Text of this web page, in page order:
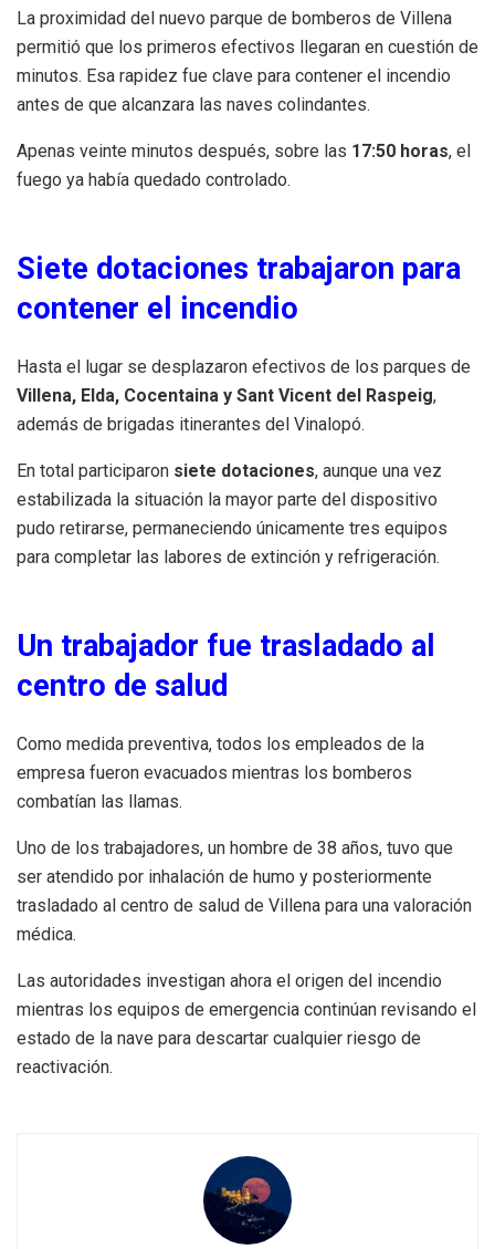
La proximidad del nuevo parque de bomberos de Villena
permitió que los primeros efectivos llegaran en cuestión de
minutos. Esa rapidez fue clave para contener el incendio
antes de que alcanzara las naves colindantes.
Apenas veinte minutos después, sobre las 17:50 horas, el
fuego ya había quedado controlado.
Siete dotaciones trabajaron para
contener el incendio
Hasta el lugar se desplazaron efectivos de los parques de
Villena, Elda, Cocentaina y Sant Vicent del Raspeig,
además de brigadas itinerantes del Vinalopó.
En total participaron siete dotaciones, aunque una vez
estabilizada la situación la mayor parte del dispositivo
pudo retirarse, permaneciendo únicamente tres equipos
para completar las labores de extinción y refrigeración.
Un trabajador fue trasladado al
centro de salud
Como medida preventiva, todos los empleados de la
empresa fueron evacuados mientras los bomberos
combatían las llamas.
Uno de los trabajadores, un hombre de 38 años, tuvo que
ser atendido por inhalación de humo y posteriormente
trasladado al centro de salud de Villena para una valoración
médica.
Las autoridades investigan ahora el origen del incendio
mientras los equipos de emergencia continúan revisando el
estado de la nave para descartar cualquier riesgo de
reactivación.